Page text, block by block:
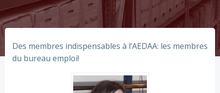
Des membres indispensables à l’AEDAA: les membres
du bureau emploi!